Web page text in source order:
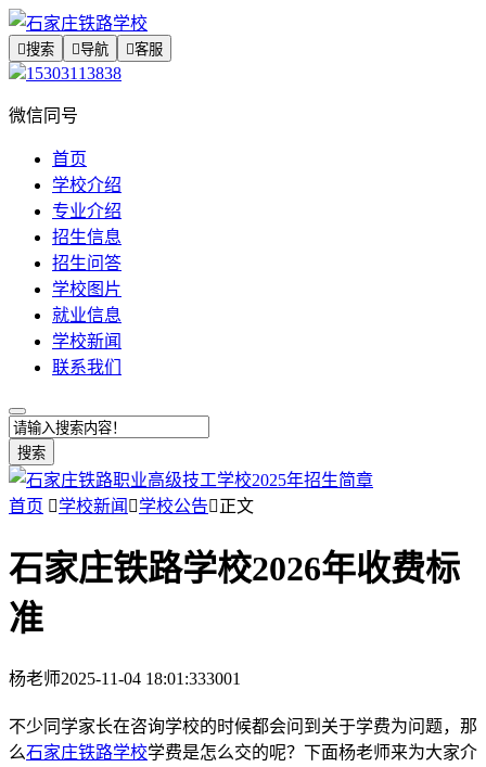
搜索 导航 客服
15303113838
微信同号
首页
学校介绍
专业介绍
招生信息
招生问答
学校图片
就业信息
学校新闻
联系我们
搜索
首页 学校新闻 学校公告正文
石家庄铁路学校2026年收费标
准
杨老师2025-11-04 18:01:333001
不少同学家长在咨询学校的时候都会问到关于学费为问题，那
么石家庄铁路学校学费是怎么交的呢？下面杨老师来为大家介